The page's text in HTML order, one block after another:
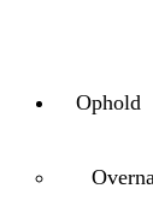
Ophold